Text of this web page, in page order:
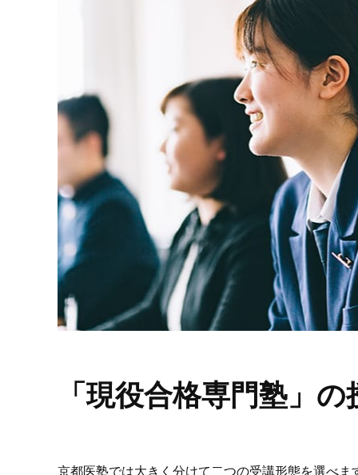
「現役合格専門塾」の
京都医塾では大きく分けて二つの受講形態を選べま